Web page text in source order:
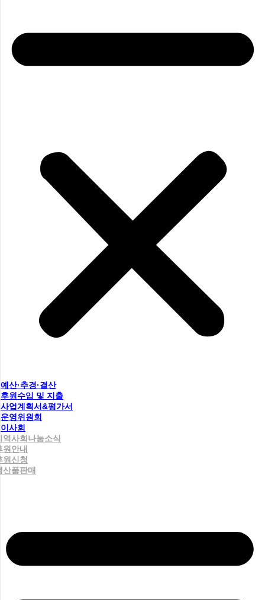
예산·추경·결산
후원수입 및 지출
사업계획서&평가서
운영위원회
이사회
역사회나눔소식
원안내
원신청
산품판매